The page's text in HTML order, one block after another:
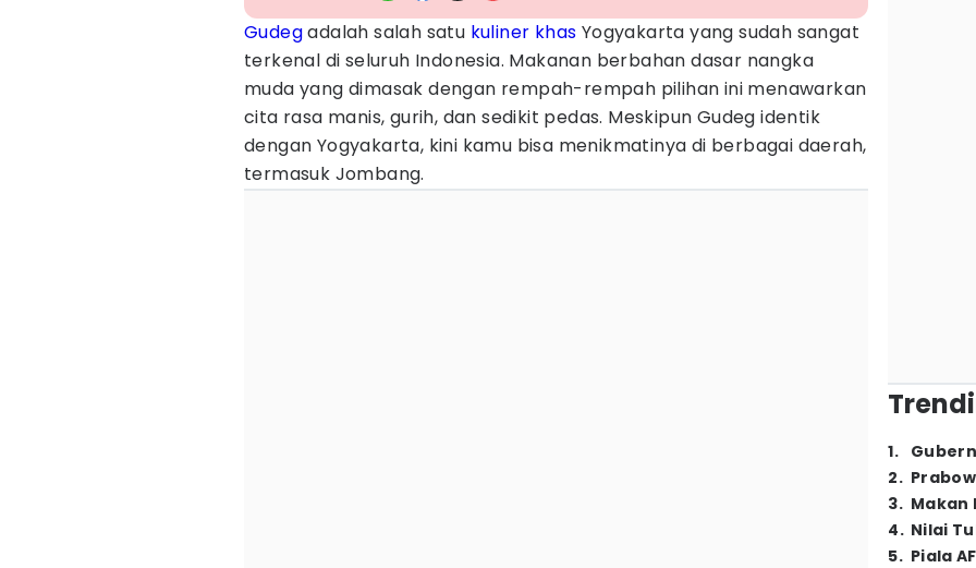
Gudegadalah salah satu kuliner khas Yogyakarta yang sudah sangat
terkenal di seluruh Indonesia. Makanan berbahan dasar nangka
muda yang dimasak dengan rempah-rempah pilihan ini menawarkan
cita rasa manis, gurih, dan sedikit pedas. Meskipun Gudeg identik
dengan Yogyakarta, kini kamu bisa menikmatinya di berbagai daerah,
termasuk Jombang.
1.
2.
3. Makan
4. Nilai
5. Piala